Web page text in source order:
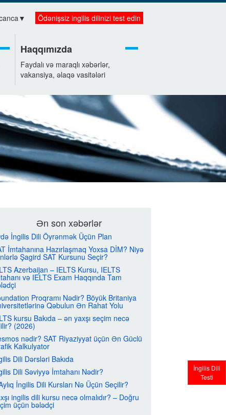
▼ Ödənişsiz ingilis dilinizi test edin
Haqqımızda
Faydalı və maraqlı xəbərlər,
vakansiya, əlaqə vasitələri
İngilis Dili
Testi
Ən son xəbərlər
İngilis Dili Öyrənmək Üçün Plan
İmtahanına Hazırlaşmaq Yoxsa DİM? Niyə
Şagird SAT Kursunu Seçir?
Azerbaijan – IELTS Kursu, IELTS
və IELTS Exam Haqqında Tam
Proqramı Nədir? Böyük Britaniya
Qəbulun Ən Rahat Yolu
kursu Bakıda – ən yaxşı seçim necə
(2026)
nədir? SAT Riyaziyyat üçün Ən Güclü
Kalkulyator
Dili Dərsləri Bakıda
Dili Səviyyə İmtahanı Nədir?
İngilis Dili Kursları Nə Üçün Seçilir?
ingilis dili kursu necə olmalıdır? – Doğru
üçün bələdçi